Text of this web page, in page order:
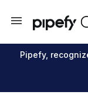
Pipefy,